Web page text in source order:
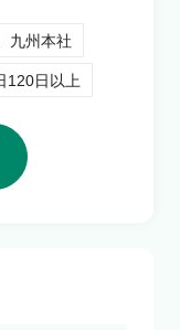
ト紹介
九州本社
120日以上